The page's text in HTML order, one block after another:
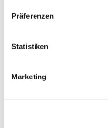
Präferenzen
Statistiken
Marketing
Dies